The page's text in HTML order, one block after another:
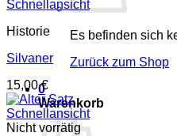
Es befinden sich
Zurück zum Shop
0
Warenkorb
Schnellansicht
Historie
Silvaner
15,00€
Schnellansicht
Nicht vorrätig